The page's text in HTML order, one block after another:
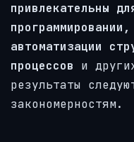
привлекательны
автоматизации
процессов и
результаты
закономерностям.